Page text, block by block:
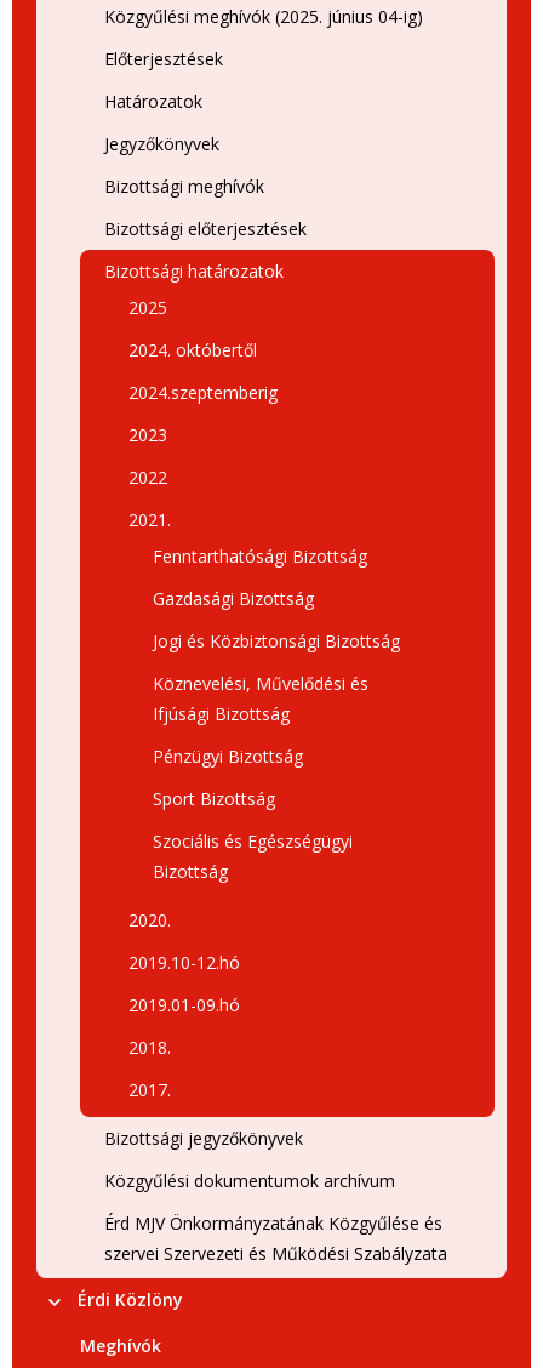
Közgyűlési meghívók (2025. június 04-ig)
Előterjesztések
Határozatok
Jegyzőkönyvek
Bizottsági meghívók
Bizottsági előterjesztések
Bizottsági határozatok
2025
2024. októbertől
2024.szeptemberig
2023
2022
2021.
Fenntarthatósági Bizottság
Gazdasági Bizottság
Jogi és Közbiztonsági Bizottság
Köznevelési, Művelődési és
Ifjúsági Bizottság
Pénzügyi Bizottság
Sport Bizottság
Szociális és Egészségügyi
Bizottság
2020.
2019.10-12.hó
2019.01-09.hó
2018.
2017.
Bizottsági jegyzőkönyvek
Közgyűlési dokumentumok archívum
Érd MJV Önkormányzatának Közgyűlése és
szervei Szervezeti és Működési Szabályzata
Érdi Közlöny
Meghívók